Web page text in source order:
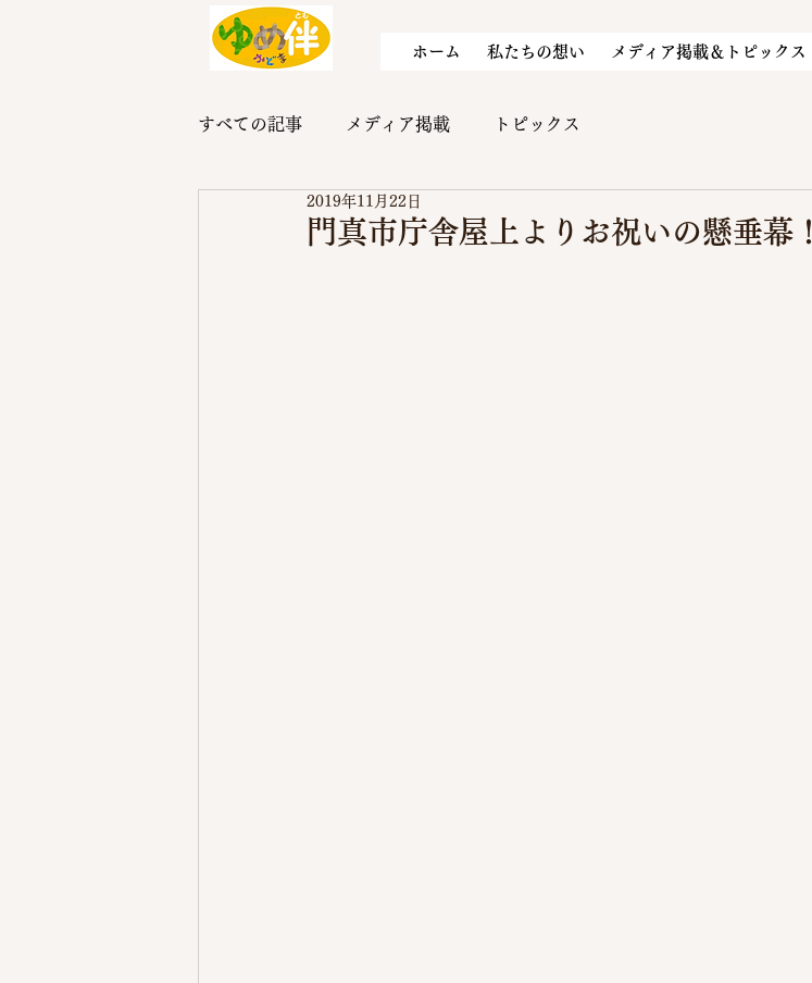
ホーム 私たちの想い メディア掲載＆トピックス
すべての記事 メディア掲載 トピックス
門真市庁舎屋上よりお祝いの懸垂幕！
2019年11月22日